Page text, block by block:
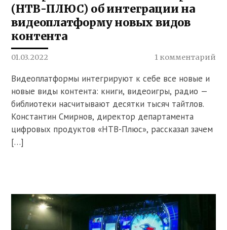
(НТВ-ПЛЮС) об интеграции на
видеоплатформу новых видов
контента
01.03.2022 1 комментарий
Видеоплатформы интегрируют к себе все новые и
новые виды контента: книги, видеоигры, радио —
библиотеки насчитывают десятки тысяч тайтлов.
Константин Смирнов, директор департамента
цифровых продуктов «НТВ-Плюс», рассказал зачем
[…]